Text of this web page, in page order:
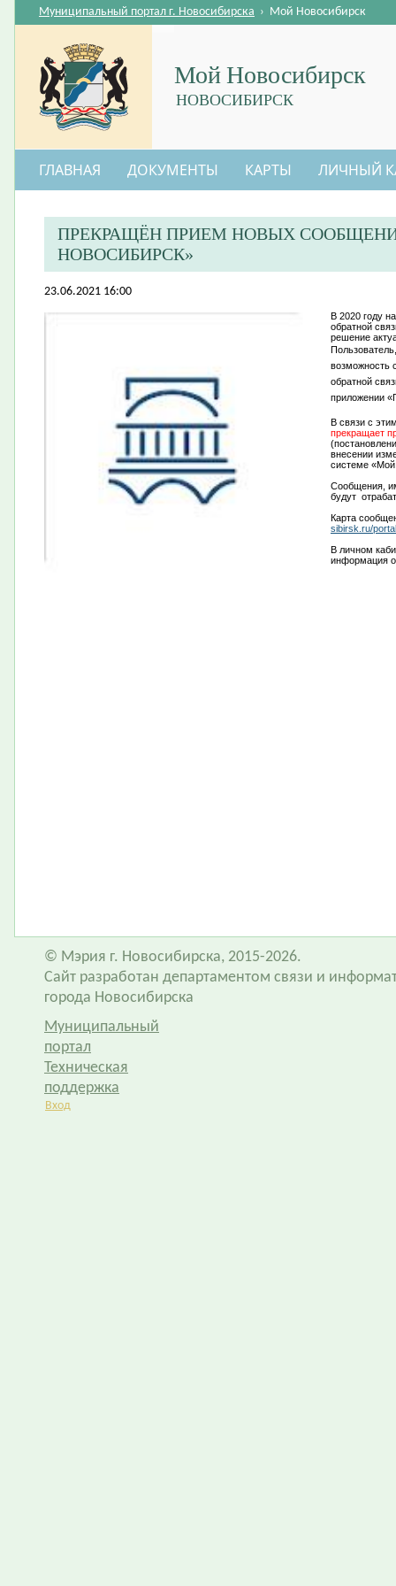
Мой Новосибирск
НОВОСИБИРСК
Муниципальный портал г. Новосибирска › Мой Новосибирск
ГЛАВНАЯ ДОКУМЕНТЫ КАРТЫ ЛИЧНЫЙ
ПРЕКРАЩЁН ПРИЕМ НОВЫХ
НОВОСИБИРСК»
23.06.2021 16:00
В 2020 году
обратной
решение
возможность
обратной
приложении
В связи с
прекращает
(п
внесении
системе
Сообщения,
будут
Карта
sibirsk.ru/
В личном
информация
© Мэрия г. Новосибирска, 2015-2026.
Сайт разработан департаментом связи и
города Новосибирска
Муниципальный
портал
Техническая
поддержка
Вход